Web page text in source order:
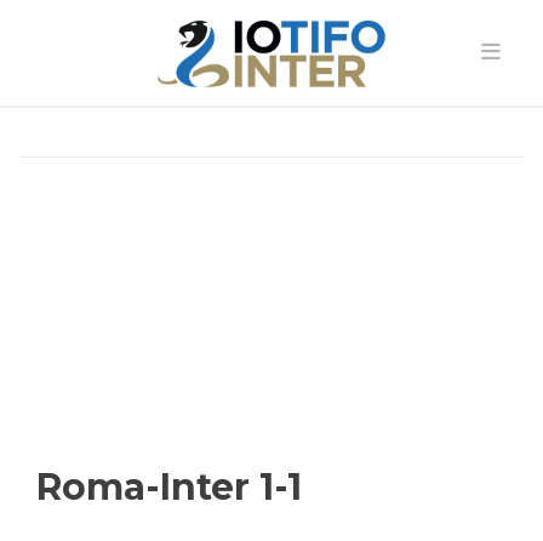
Roma-Inter 1-1